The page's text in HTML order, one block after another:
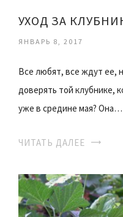
УХОД ЗА
ЯНВАРЬ 8, 2017
Все любят, все ждут ее,
доверять той клубнике,
уже в средине мая? Она…
ЧИТАТЬ ДАЛЕЕ